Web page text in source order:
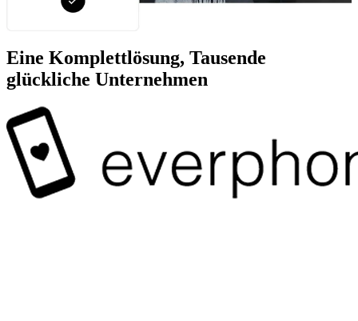
Eine Komplettlösung, Tausende
glückliche Unternehmen